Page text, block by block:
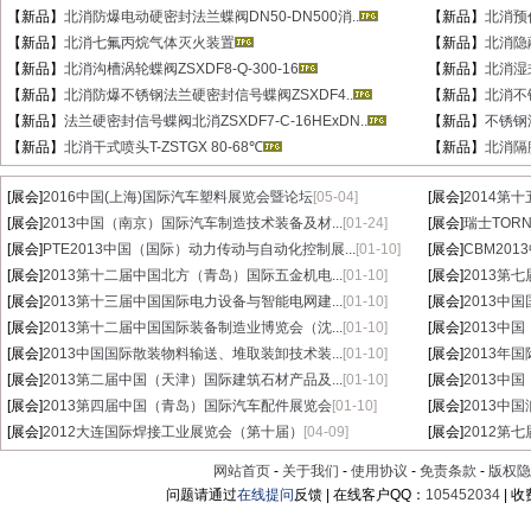
【新品】 北消防爆电动硬密封法兰蝶阀DN50-DN500消.. 【新品】 北消预
【新品】 北消七氟丙烷气体灭火装置 【新品】 北消
【新品】 北消沟槽涡轮蝶阀ZSXDF8-Q-300-16 【新品】 北消湿
【新品】 北消防爆不锈钢法兰硬密封信号蝶阀ZSXDF4.. 【新品】 北消不
【新品】 法兰硬密封信号蝶阀北消ZSXDF7-C-16HExDN.. 【新品】 不锈钢
【新品】 北消干式喷头T-ZSTGX 80-68℃ 【新品】 北消
[展会]2016中国(上海)国际汽车塑料展览会暨论坛[05-04] [展会]2014第十
[展会]2013中国（南京）国际汽车制造技术装备及材...[01-24] [展会]瑞士
[展会] PTE2013中国（国际）动力传动与自动化控制展...[01-10] [展会]CBM2013
[展会]2013第十二届中国北方（青岛）国际五金机电...[01-10] [展会]2013第七
[展会]2013第十三届中国国际电力设备与智能电网建...[01-10] [展会]2013中国
[展会]2013第十二届中国国际装备制造业博览会（沈...[01-10] [展会]2013中国
[展会]2013中国国际散装物料输送、堆取装卸技术装...[01-10] [展会]2013年国
[展会]2013第二届中国（天津）国际建筑石材产品及...[01-10] [展会]2013中国
[展会]2013第四届中国（青岛）国际汽车配件展览会[01-10] [展会]2013中国
[展会]2012大连国际焊接工业展览会（第十届） [04-09] [展会]2012第七
网站首页 - 关于我们 - 使用协议 - 免责条款 - 版权
问题请通过在线提问反馈 | 在线客户QQ： 105452034 |